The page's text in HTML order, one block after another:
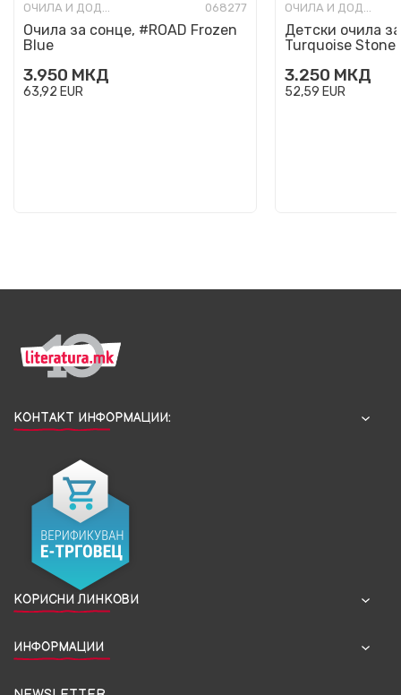
ОЧИЛА И ДОДАТОЦИ 068277
Очила за сонце, #ROAD Frozen
Blue
3.950 МКД
63,92 EUR
ОЧИЛА И ДОДАТОЦИ
Детски очила
Turquoise Stone
3.250 МКД
52,59 EUR
КОНТАКТ ИНФОРМАЦИИ:
КОРИСНИ ЛИНКОВИ
ИНФОРМАЦИИ